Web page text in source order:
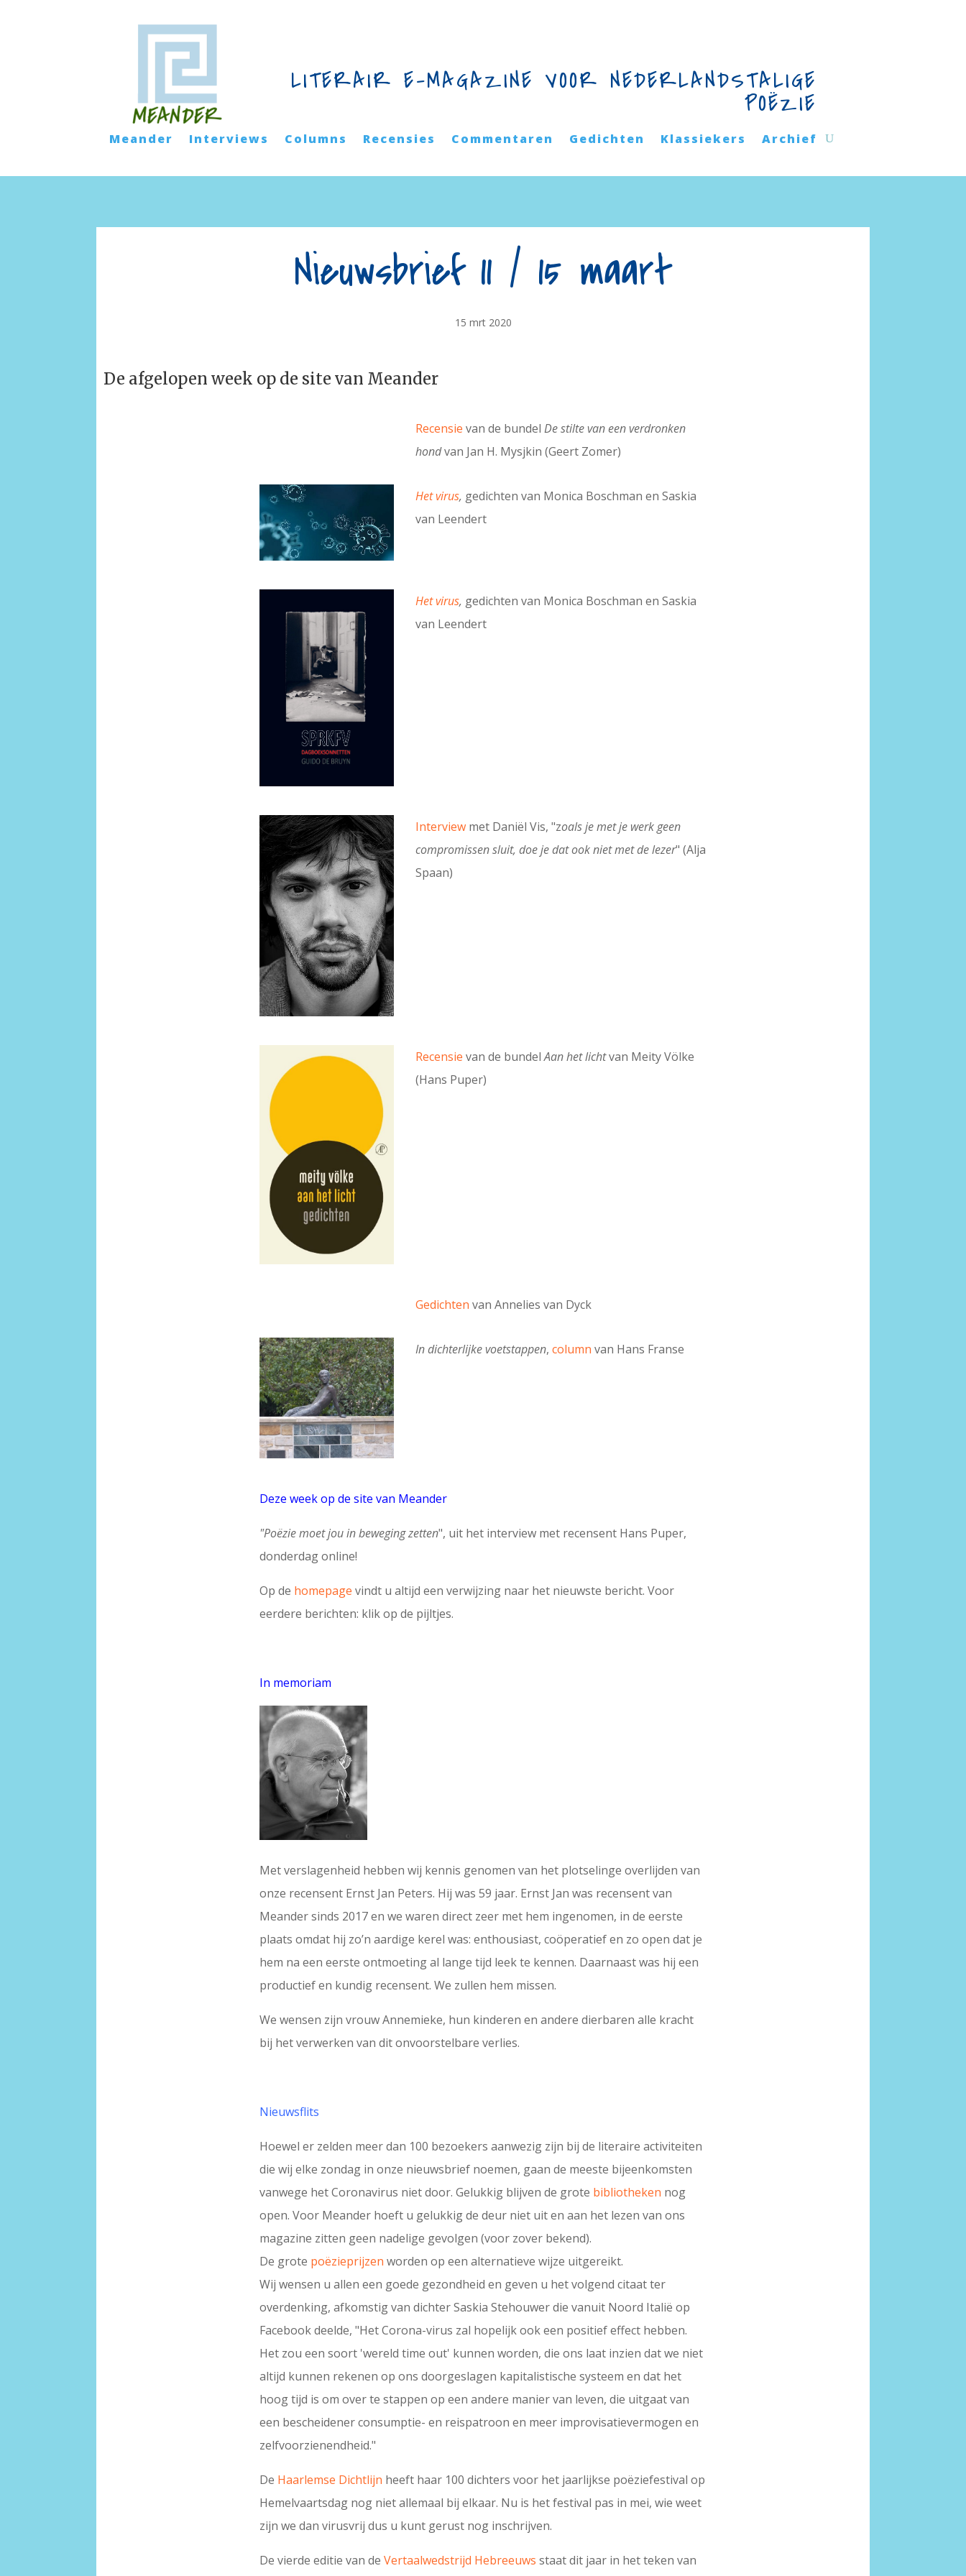
LITERAIR E-MAGAZINE VOOR NEDERLANDSTALIGE
POËZIE
Meander Interviews Columns Recensies Commentaren Gedichten Klassiekers Archief
Nieuwsbrief 11 / 15 maart
15 mrt 2020
De afgelopen week op de site van Meander
Recensie van de bundelDe stilte van een verdronken
hondvan Jan H. Mysjkin (Geert Zomer)
Het virus, gedichten van Monica Boschman en Saskia
van Leendert
Het virus, gedichten van Monica Boschman en Saskia
van Leendert
Interview met Daniël Vis, "zoals je met je werk geen
compromissen sluit, doe je dat ook niet met de lezer" (Alja
Spaan)
Recensie van de bundelAan het lichtvan Meity Völke
(Hans Puper)
Gedichten van Annelies van Dyck
In dichterlijke voetstappen,column van Hans Franse
Deze week op de site van Meander
"Poëzie moet jou in beweging zetten", uit het interview met recensent Hans Puper,
donderdag online!
Op de homepage vindt u altijd een verwijzing naar het nieuwste bericht. Voor
eerdere berichten: klik op de pijltjes.
In memoriam
Met verslagenheid hebben wij kennis genomen van het plotselinge overlijden van
onze recensent Ernst Jan Peters. Hij was 59 jaar. Ernst Jan was recensent van
Meander sinds 2017 en we waren direct zeer met hem ingenomen, in de eerste
plaats omdat hij zo’n aardige kerel was: enthousiast, coöperatief en zo open dat je
hem na een eerste ontmoeting al lange tijd leek te kennen. Daarnaast was hij een
productief en kundig recensent. We zullen hem missen.
We wensen zijn vrouw Annemieke, hun kinderen en andere dierbaren alle kracht
bij het verwerken van dit onvoorstelbare verlies.
Nieuwsflits
Hoewel er zelden meer dan 100 bezoekers aanwezig zijn bij de literaire activiteiten
die wij elke zondag in onze nieuwsbrief noemen, gaan de meeste bijeenkomsten
vanwege het Coronavirus niet door. Gelukkig blijven de grote bibliotheken nog
open. Voor Meander hoeft u gelukkig de deur niet uit en aan het lezen van ons
magazine zitten geen nadelige gevolgen (voor zover bekend).
De grote poëzieprijzen worden op een alternatieve wijze uitgereikt.
Wij wensen u allen een goede gezondheid en geven u het volgend citaat ter
overdenking, afkomstig van dichter Saskia Stehouwer die vanuit Noord Italië op
Facebook deelde, "Het Corona-virus zal hopelijk ook een positief effect hebben.
Het zou een soort 'wereld time out' kunnen worden, die ons laat inzien dat we niet
altijd kunnen rekenen op ons doorgeslagen kapitalistische systeem en dat het
hoog tijd is om over te stappen op een andere manier van leven, die uitgaat van
een bescheidener consumptie- en reispatroon en meer improvisatievermogen en
zelfvoorzienendheid."
De Haarlemse Dichtlijn heeft haar 100 dichters voor het jaarlijkse poëziefestival op
Hemelvaartsdag nog niet allemaal bij elkaar. Nu is het festival pas in mei, wie weet
zijn we dan virusvrij dus u kunt gerust nog inschrijven.
De vierde editie van deVertaalwedstrijd Hebreeuws staat dit jaar in het teken van